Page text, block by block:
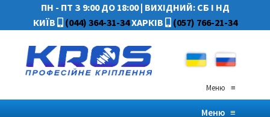
ПН - ПТ З 9:00 ДО 18:00| ВИХІДНИЙ: СБ І НД
КИЇВ
(044) 364-31-34ХАРКІВ (057) 766-21-34
Меню≡
Меню≡